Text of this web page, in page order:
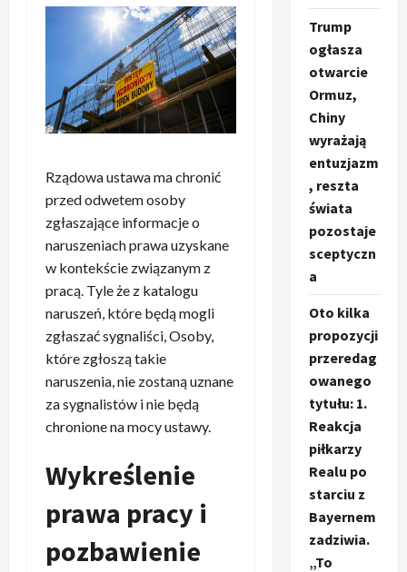
Rządowa ustawa ma chronić
przed odwetem osoby
zgłaszające informacje o
naruszeniach prawa uzyskane
w kontekście związanym z
pracą. Tyle że z katalogu
naruszeń, które będą mogli
zgłaszać sygnaliści, Osoby,
które zgłoszą takie
naruszenia, nie zostaną uznane
za sygnalistów i nie będą
chronione na mocy ustawy.
Wykreślenie
prawa pracy i
pozbawienie
Trump
ogłasza
otwarcie
Ormuz,
Chiny
wyrażają
entuzjazm
, reszta
świata
pozostaje
sceptyczn
a
Oto kilka
propozycji
przeredag
owanego
tytułu: 1.
Reakcja
piłkarzy
Realu po
starciu z
Bayernem
zadziwia.
„To